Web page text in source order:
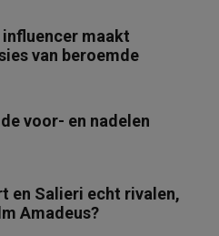
maakt
van beroemde
voor- en nadelen
en Salieri echt rivalen,
Amadeus?